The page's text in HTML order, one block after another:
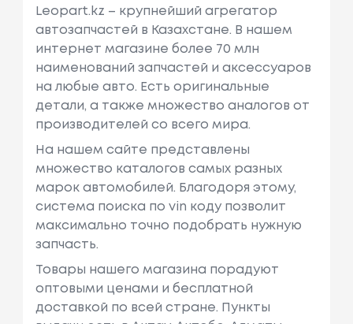
Leopart.kz – крупнейший агрегатор
автозапчастей в Казахстане. В нашем
интернет магазине более 70 млн
наименований запчастей и аксессуаров
на любые авто. Есть оригинальные
детали, а также множество аналогов от
производителей со всего мира.
На нашем сайте представлены
множество каталогов самых разных
марок автомобилей. Благодоря этому,
система поиска по vin коду позволит
максимально точно подобрать нужную
запчасть.
Товары нашего магазина порадуют
оптовыми ценами и бесплатной
доставкой по всей стране. Пункты